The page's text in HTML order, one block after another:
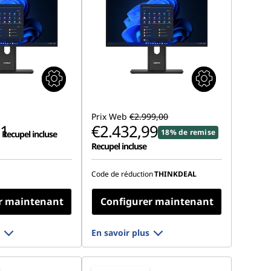
Recupel incluse
maintenant
Prix Web €2.999,00
€2.432,99 18% de remise
Recupel incluse
Code de réductionTHINKDEAL
Configurer maintenant
En savoir plus